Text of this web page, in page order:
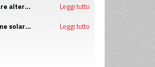
- “Rise up”: immaginare alternative concrete alla guerra con i campi estivi di Emergency
Leggi tutto
- Squali, delfini e creme solari: attenzione alle bufale dell'estate
Leggi tutto